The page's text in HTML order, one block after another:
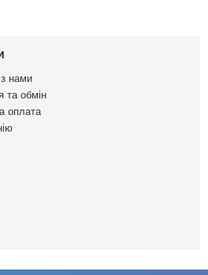
нами
та обмін
оплата